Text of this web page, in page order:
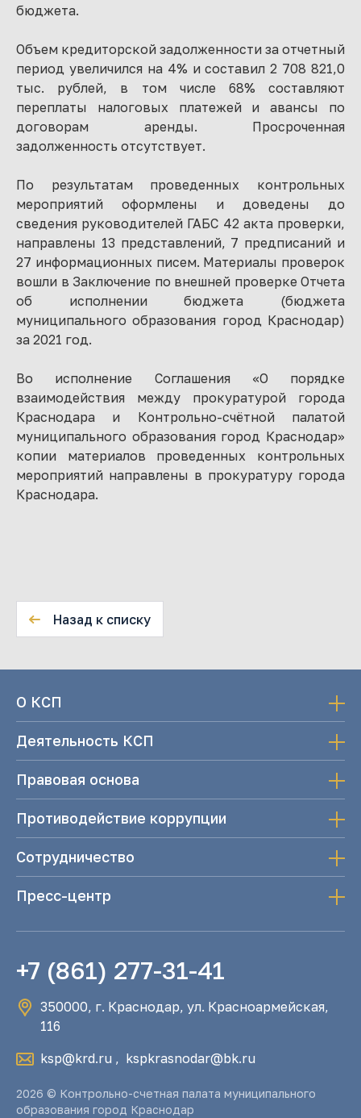
бюджета.
Объем кредиторской задолженности за отчетный
период увеличился на 4% и составил 2 708 821,0
тыс. рублей, в том числе 68% составляют
переплаты налоговых платежей и авансы по
договорам аренды. Просроченная
задолженность отсутствует.
По результатам проведенных контрольных
мероприятий оформлены и доведены до
сведения руководителей ГАБС 42 акта проверки,
направлены 13 представлений, 7 предписаний и
27 информационных писем. Материалы проверок
вошли в Заключение по внешней проверке Отчета
об исполнении бюджета (бюджета
муниципального образования город Краснодар)
за 2021 год.
Во исполнение Соглашения «О порядке
взаимодействия между прокуратурой города
Краснодара и Контрольно-счётной палатой
муниципального образования город Краснодар»
копии материалов проведенных контрольных
мероприятий направлены в прокуратуру города
Краснодара.
Назад к списку
О КСП
Деятельность КСП
Правовая основа
Противодействие коррупции
Сотрудничество
Пресс-центр
+7 (861) 277-31-41
350000, г. Краснодар, ул. Красноармейская,
116
ksp@krd.ru , kspkrasnodar@bk.ru
2026 © Контрольно-счетная палата муниципального
образования город Краснодар